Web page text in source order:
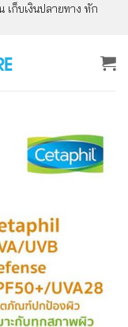
เก็บเงินปลายทาง ทัก